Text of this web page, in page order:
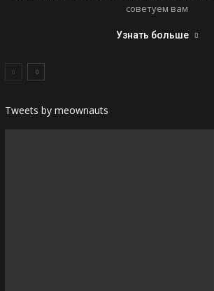
советуем вам
Узнать больше
Tweets by meownauts